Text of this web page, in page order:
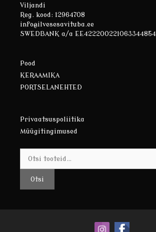
Viljandi
Reg. kood: 12964708
info@ilvesesavituba.ee
SWEDBANK a/a EE422200221063344854
Pood
KERAAMIKA
PORTSELANEHTED
Privaatsuspoliitika
Müügitingimused
Otsi